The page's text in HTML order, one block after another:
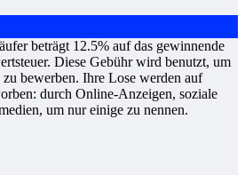
beträgt 12.5% auf das gewinnende
Diese Gebühr wird benutzt, um
bewerben. Ihre Lose werden auf
durch Online-Anzeigen, soziale
um nur einige zu nennen.